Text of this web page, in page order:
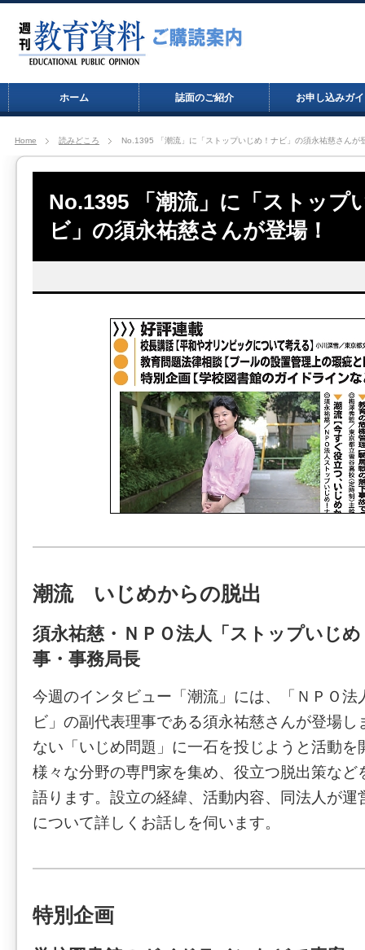
ホーム 誌面のご紹介 お申し込みガ
Home 読みどころ No.1395 「潮流」に「ストップいじめ！ナビ」の須永祐慈さんが
No.1395 「潮流」に「ストップ
ビ」の須永祐慈さんが登場！
潮流 いじめからの脱出
須永祐慈・ＮＰＯ法人「ストップいじ
事・事務局長
今週のインタビュー「潮流」には、「ＮＰＯ法
ビ」の副代表理事である須永祐慈さんが登場し
ない「いじめ問題」に一石を投じようと活動を
様々な分野の専門家を集め、役立つ脱出策など
語ります。設立の経緯、活動内容、同法人が運
について詳しくお話しを伺います。
特別企画